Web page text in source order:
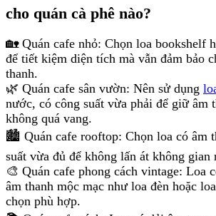
cho quán cà phê nào?
🏡 Quán cafe nhỏ: Chọn loa bookshelf
để tiết kiệm diện tích mà vẫn đảm bảo
thanh.
🌿 Quán cafe sân vườn: Nên sử dụng
nước, có công suất vừa phải để giữ âm
không quá vang.
🏙️ Quán cafe rooftop: Chọn loa có âm
suất vừa đủ để không lấn át không gian
🎨 Quán cafe phong cách vintage: Loa
âm thanh mộc mạc như loa đèn hoặc
chọn phù hợp.